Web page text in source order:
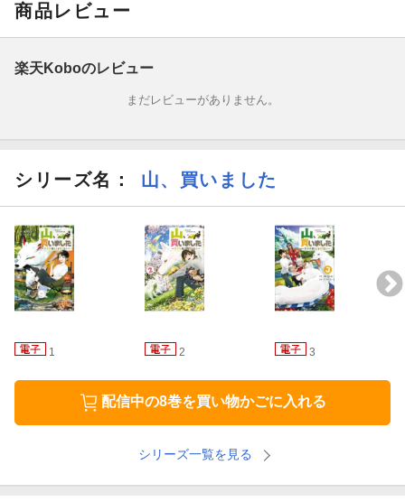
そして念願の温室づくりは山のみんなで総力戦！
大晦日になり、おせちと年越しそばを喜ぶエイデンに五月も少し
スローライフな異世界生活、第八弾。
※電子版は紙書籍版と一部異なる場合がありますので、あらかじ
めご了承ください
商品レビュー
楽天Koboのレビュー
まだレビューがありません。
シリーズ名： 山、買いました
1 2 3
配信中の8巻を買い物かごに入れる
シリーズ一覧を見る